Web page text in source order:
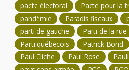
pacte électoral
Pacte pour la
pandémie
Paradis fiscaux
parti de gauche
Parti de la rue
Parti québécois
Patrick Bond
Paul Cliche
Paul Rose